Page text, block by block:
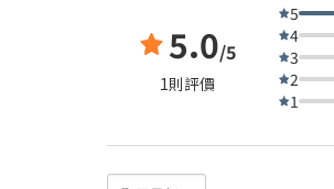
5.0/5
1則評價
5
4
3
2
1